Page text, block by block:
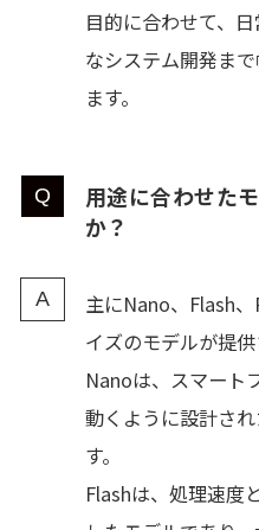
目的に合わせて、
なシステム開発ま
ます。
用途に合わせた
か？
主にNano、Flash
イズのモデルが提供
Nanoは、スマート
動くように設計さ
す。
Flashは、処理速度